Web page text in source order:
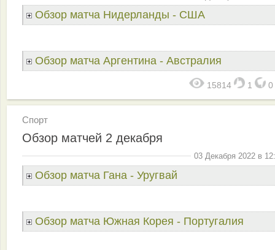
Обзор матча Нидерланды - США
Обзор матча Аргентина - Австралия
15814 1 0
Спорт
Обзор матчей 2 декабря
03 Декабря 2022 в
Обзор матча Гана - Уругвай
Обзор матча Южная Корея - Португалия